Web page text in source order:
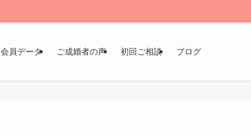
会員データ ご成婚者の声 初回ご相談 ブログ